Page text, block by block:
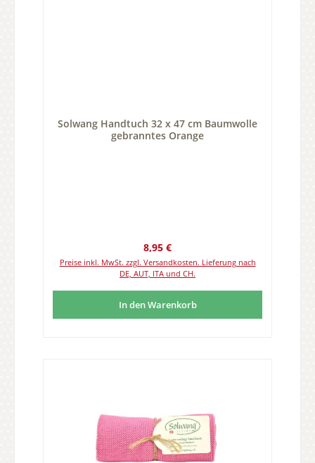
Solwang Handtuch 32 x 47 cm Baumwolle
gebranntes Orange
Regulärer Preis:
8,95 €
Preise inkl. MwSt. zzgl. Versandkosten. Lieferung nach
DE, AUT, ITA und CH.
In den Warenkorb